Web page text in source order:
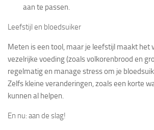
aan te passen.
Leefstijl en bloedsuiker
Meten is een tool, maar je leefstijl maakt het
vezelrijke voeding (zoals volkorenbrood en
regelmatig en manage stress om je
Zelfs kleine veranderingen, zoals een korte
kunnen al helpen.
En nu: aan de slag!